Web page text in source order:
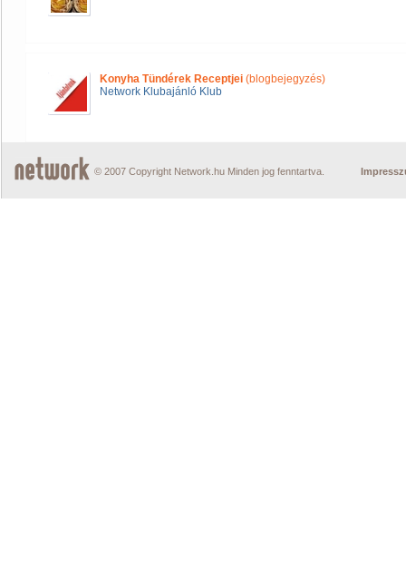
Konyha Tündérek Receptjei (blogbejegyzés)
Network Klubajánló Klub
© 2007 Copyright Network.hu Minden jog fenntartva.